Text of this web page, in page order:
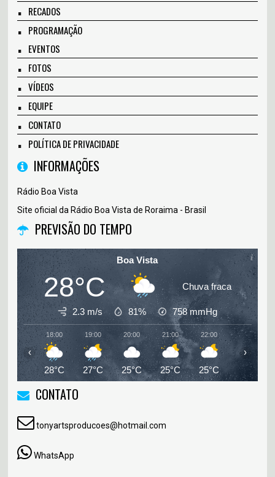
RECADOS
PROGRAMAÇÃO
EVENTOS
FOTOS
VÍDEOS
EQUIPE
CONTATO
POLÍTICA DE PRIVACIDADE
INFORMAÇÕES
Rádio Boa Vista
Site oficial da Rádio Boa Vista de Roraima - Brasil
PREVISÃO DO TEMPO
Boa Vista
28°C Chuva fraca
2.3 m/s 81% 758mmHg
18:00
28°C
19:00
27°C
20:00
25°C
21:00
25°C
22:00
25°C
23:00
25°C
‹ ›
CONTATO
tonyartsproducoes@hotmail.com
WhatsApp